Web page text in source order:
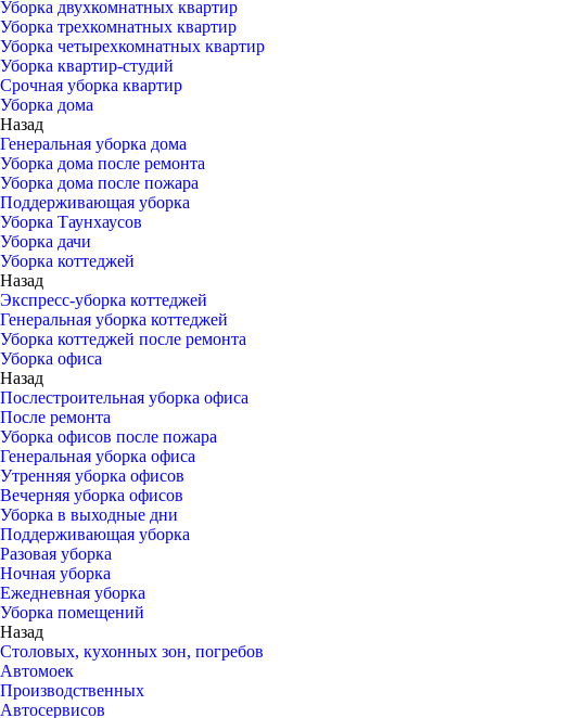
Уборка двухкомнатных квартир
Уборка трехкомнатных квартир
Уборка четырехкомнатных квартир
Уборка квартир-студий
Срочная уборка квартир
Уборка дома
Назад
Генеральная уборка дома
Уборка дома после ремонта
Уборка дома после пожара
Поддерживающая уборка
Уборка Таунхаусов
Уборка дачи
Уборка коттеджей
Назад
Экспресс-уборка коттеджей
Генеральная уборка коттеджей
Уборка коттеджей после ремонта
Уборка офиса
Назад
Послестроительная уборка офиса
После ремонта
Уборка офисов после пожара
Генеральная уборка офиса
Утренняя уборка офисов
Вечерняя уборка офисов
Уборка в выходные дни
Поддерживающая уборка
Разовая уборка
Ночная уборка
Ежедневная уборка
Уборка помещений
Назад
Столовых, кухонных зон, погребов
Автомоек
Производственных
Автосервисов